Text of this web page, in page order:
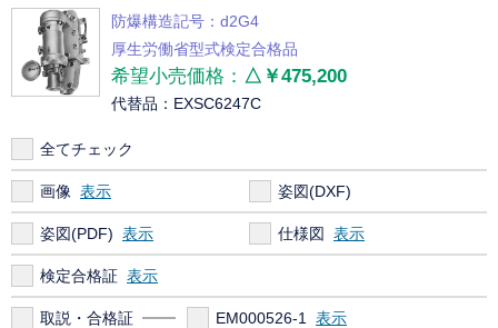
防爆構造記号：d2G4
厚生労働省型式検定合格品
希望小売価格： △￥475,200
代替品：EXSC6247C
全てチェック
画像 姿図(DXF)
姿図(PDF) 仕様図
検定合格証
取説・合格証 EM000526-1